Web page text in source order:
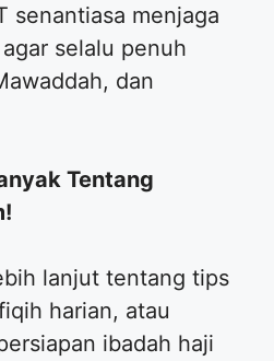
senantiasa menjaga
selalu penuh
dan
Tentang
lanjut tentang tips
harian, atau
ibadah haji